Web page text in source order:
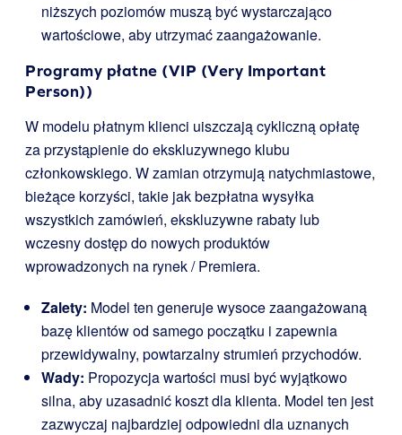
niższych poziomów muszą być wystarczająco
wartościowe, aby utrzymać zaangażowanie.
Programy płatne (VIP (Very Important
Person))
W modelu płatnym klienci uiszczają cykliczną opłatę
za przystąpienie do ekskluzywnego klubu
członkowskiego. W zamian otrzymują natychmiastowe,
bieżące korzyści, takie jak bezpłatna wysyłka
wszystkich zamówień, ekskluzywne rabaty lub
wczesny dostęp do nowych produktów
wprowadzonych na rynek / Premiera.
Zalety: Model ten generuje wysoce zaangażowaną
bazę klientów od samego początku i zapewnia
przewidywalny, powtarzalny strumień przychodów.
Wady: Propozycja wartości musi być wyjątkowo
silna, aby uzasadnić koszt dla klienta. Model ten jest
zazwyczaj najbardziej odpowiedni dla uznanych